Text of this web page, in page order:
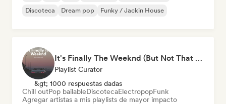
Discoteca
Dream pop Funky / Jackin House
It's Finally The Weeknd (But Not That One)
Playlist Curator
&gt; 1000 respuestas dadas
Chill outPop bailableDiscotecaElectropopFunk
Agregar artistas a mis playlists de mayor impacto